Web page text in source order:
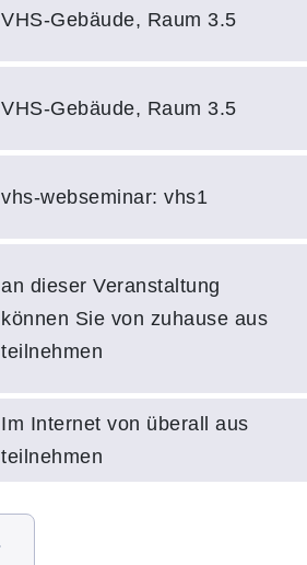
VHS-Gebäude, Raum 3.5
VHS-Gebäude, Raum 3.5
vhs-webseminar: vhs1
an dieser Veranstaltung
können Sie von zuhause aus
teilnehmen
Im Internet von überall aus
teilnehmen